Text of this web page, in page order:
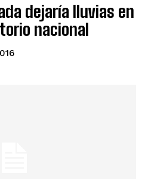
dejaría lluvias en
nacional